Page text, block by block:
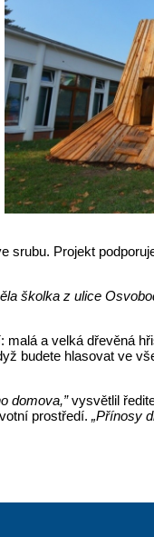
srubu. Projekt
školka z ulice
a velká dřevěná
budete hlasovat ve
domova,”vysvětlil
prostředí.„Přínosy